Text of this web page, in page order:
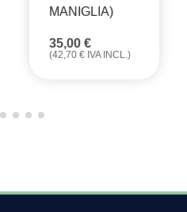
MANIGLIA)
35,00 €
(42,70 € IVA INCL.)